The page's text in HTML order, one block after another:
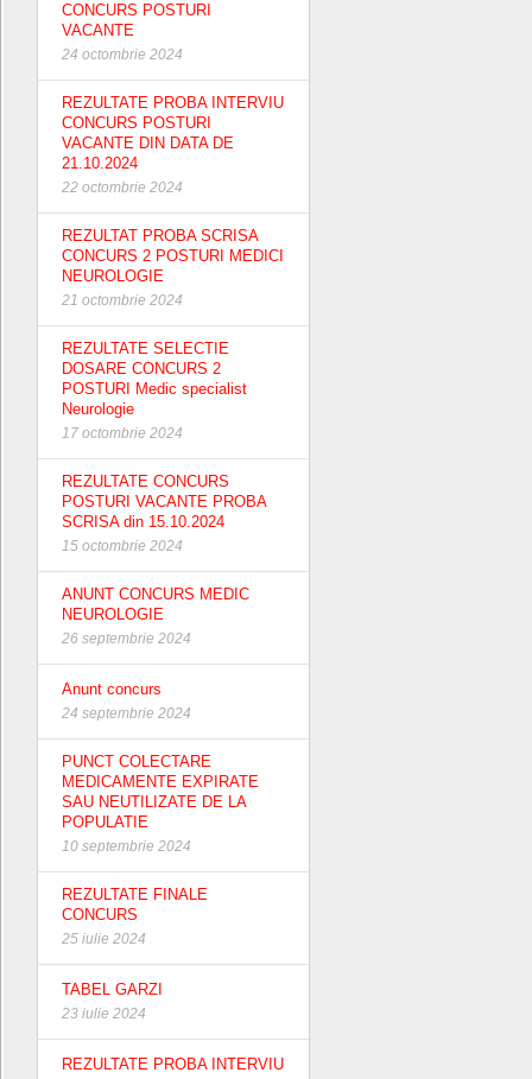
CONCURS POSTURI
VACANTE
24 octombrie 2024
REZULTATE PROBA INTERVIU
CONCURS POSTURI
VACANTE DIN DATA DE
21.10.2024
22 octombrie 2024
REZULTAT PROBA SCRISA
CONCURS 2 POSTURI MEDICI
NEUROLOGIE
21 octombrie 2024
REZULTATE SELECTIE
DOSARE CONCURS 2
POSTURI Medic specialist
Neurologie
17 octombrie 2024
REZULTATE CONCURS
POSTURI VACANTE PROBA
SCRISA din 15.10.2024
15 octombrie 2024
ANUNT CONCURS MEDIC
NEUROLOGIE
26 septembrie 2024
Anunt concurs
24 septembrie 2024
PUNCT COLECTARE
MEDICAMENTE EXPIRATE
SAU NEUTILIZATE DE LA
POPULATIE
10 septembrie 2024
REZULTATE FINALE
CONCURS
25 iulie 2024
TABEL GARZI
23 iulie 2024
REZULTATE PROBA INTERVIU